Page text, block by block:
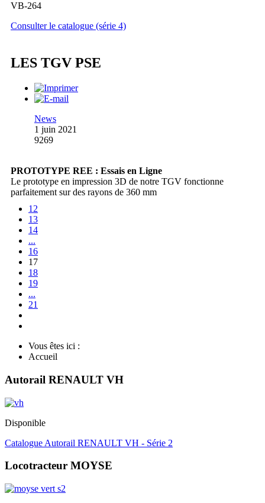
VB-264
Consulter le catalogue (série 4)
LES TGV PSE
News
1 juin 2021
9269
PROTOTYPE REE : Essais en Ligne
Le prototype en impression 3D de notre TGV fonctionne
parfaitement sur des rayons de 360 mm
12
13
14
...
16
17
18
19
...
21
Vous êtes ici :
Accueil
Autorail RENAULT VH
Disponible
Catalogue Autorail RENAULT VH - Série 2
Locotracteur MOYSE